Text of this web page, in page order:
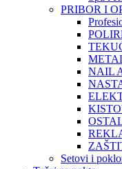
PRIBOR I
NAIL
Setovi i